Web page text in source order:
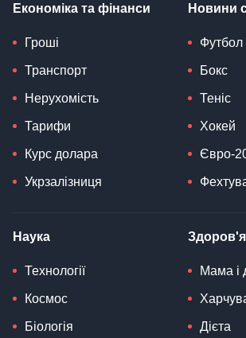
Економіка та фінанси
Гроші
Транспорт
Нерухомість
Тарифи
Курс долара
Укрзалізниця
Новини
Футбол
Бокс
Теніс
Хокей
Євро-
Наука
Технології
Космос
Біологія
Здоров'я
Мама і
Дієта